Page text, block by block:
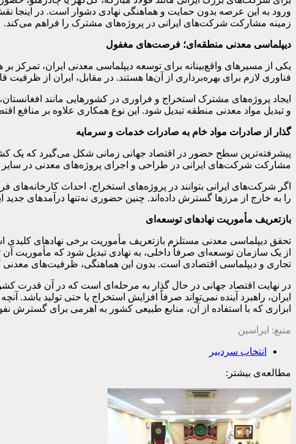
ورود به این عرصه بدون حمایت و هماهنگی نهادی دشوار است. در اینجا
زمینه مشارکت شرکت‌های ایرانی در پروژه‌های مشترک را فراهم می‌کند.
دیپلماسی معدنی منطقه‌ای؛ فرصت‌های مغفول
یکی از مسیرهای واقع‌بینانه برای توسعه دیپلماسی معدنی ایران،
فناوری لازم برای بهره‌برداری از آن‌ها هستند. در مقابل، ایران از
ایجاد پروژه‌های مشترک استخراج و فراوری در کشورهایی مانند
و تبدیل مواد معدنی منطقه تبدیل شود. این نوع همکاری علاوه بر منافع
گذار از صادرات مواد خام به صادرات خدمات و سرمایه
پیشرفته‌ترین سطح حضور در اقتصاد جهانی زمانی شکل می‌گیرد که یک
مشارکت شرکت‌های ایرانی در طراحی و اجرای پروژه‌های معدنی در سایر
اگر شرکت‌های ایرانی بتوانند در پروژه‌های استخراج، احداث
را به خارج از مرزها گسترش داده‌اند. چنین حضوری نه‌تنها درآمدهای
بازتعریف مأموریت نهادهای توسعه‌ای
تحقق دیپلماسی معدنی مستلزم بازتعریف مأموریت برخی نهادهای کلیدی
از یک سازمان توسعه‌ای صرفاً داخلی، به نهادی تبدیل شود که
تجاری و دیپلماسی اقتصادی است. بدون این هماهنگی، ظرفیت‌های معدنی
در نهایت اقتصاد جهانی در حال گذار به مرحله‌ای است که در آن قدرت
ایران، راهبرد آینده نمی‌تواند صرفاً افزایش استخراج یا حتی تولید
ابزاری که با استفاده از آن، منابع طبیعی کشور به اهرمی برای گسترش
منبع: ایراسین
انتخاب سردبیر
مطالعه‌ی بیشتر: